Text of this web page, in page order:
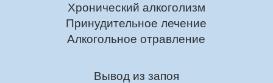
Хронический алкоголизм
Принудительное лечение
Алкогольное отравление
Вывод из запоя